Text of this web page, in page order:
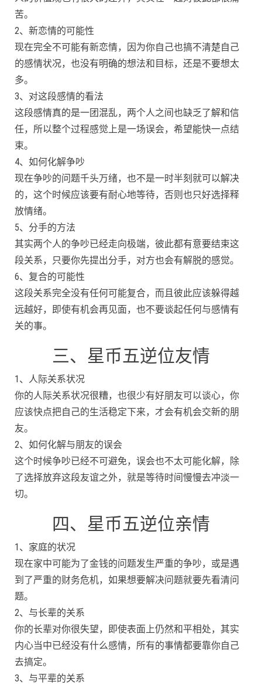
苦。
2、新恋情的可能性
现在完全不可能有新恋情，因为你自己也搞不清楚自己
的感情状况，也没有明确的想法和目标，还是不要想太
多。
3、对这段感情的看法
这段感情真的是一团混乱，两个人之间也缺乏了解和信
任，所以整个过程感觉上是一场误会，希望能快一点结
束。
4、如何化解争吵
现在争吵的问题千头万绪，也不是一时半刻就可以解决
的，这个时候应该要有耐心地等待，否则也只好选择释
放情绪。
5、分手的方法
其实两个人的争吵已经走向极端，彼此都有意要结束这
段关系，只要你先提出分手，对方也会有解脱的感觉。
6、复合的可能性
这段关系完全没有任何可能复合，而且彼此应该躲得越
远越好，即使有机会再见面，也不要谈起任何与感情有
关的事。
三、星币五逆位友情
1、人际关系状况
你的人际关系状况很糟，也很少有好朋友可以谈心，你
应该快点把自己的生活稳定下来，才会有机会交新的朋
友。
2、如何化解与朋友的误会
这个时候争吵已经不可避免，误会也不太可能化解，除
了选择放弃这段友谊之外，就是等待时间慢慢去冲淡一
切。
四、星币五逆位亲情
1、家庭的状况
现在家中可能为了金钱的问题发生严重的争吵，或是遇
到了严重的财务危机，如果想要解决问题就要先看清问
题。
2、与长辈的关系
你的长辈对你很失望，即使表面上仍然和平相处，其实
内心当中已经没有什么感情，所有的事情都要靠你自己
去搞定。
3、与平辈的关系